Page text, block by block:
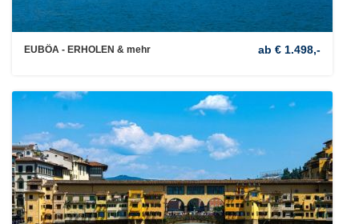
EUBÖA - ERHOLEN & mehr ab € 1.498,-